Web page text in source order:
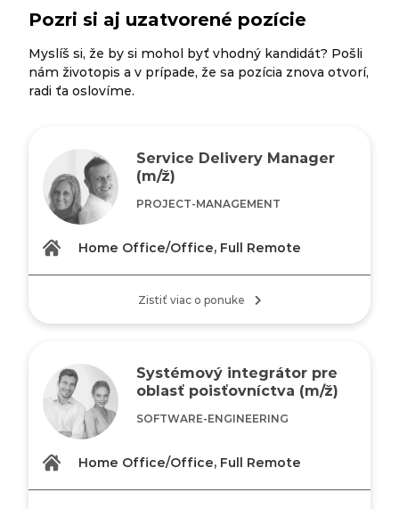
Pozri si aj uzatvorené pozície
Myslíš si, že by si mohol byť vhodný kandidát? Pošli
nám životopis a v prípade, že sa pozícia znova otvorí,
radi ťa oslovíme.
Service Delivery Manager
(m/ž)
PROJECT-MANAGEMENT
Home Office/Office, Full Remote
Zistiť viac o ponuke
Systémový integrátor pre
oblasť poisťovníctva (m/ž)
SOFTWARE-ENGINEERING
Home Office/Office, Full Remote